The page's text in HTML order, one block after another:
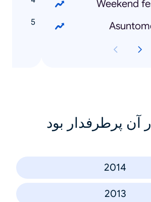
Weekend
آن پرطرفدار بود
2014
2013